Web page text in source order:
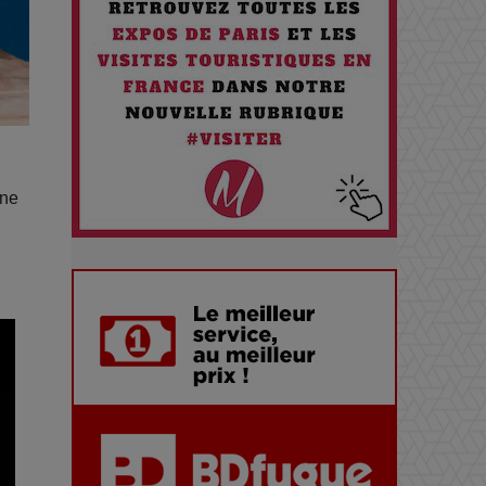
Santé quand on Roule toute la
Journée
Pourquoi les Petites
Entreprises Créatives Deviennent
les Cibles des Hackers
Les 3 meilleures destinations
pour des vacances sportives !
Quand l'Opéra Rencontre l'IA :
Lola Volonakis, l'Artiste du
Paradoxe qui Chante le Futur
Chien 51 - Quand l’IA prend le